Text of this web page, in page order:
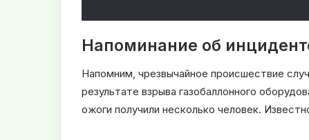
Напоминание об
Напомним, чрезвычайное происшествие
результате взрыва газобаллонного
ожоги получили несколько человек.